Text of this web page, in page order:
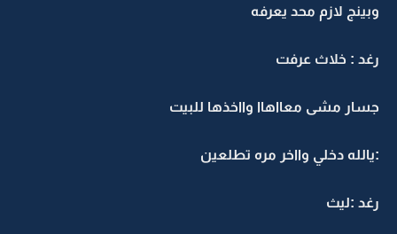
وبينج لازم محد يعرفه
رغد : خلاث عرفت
جسار مشى معااهاا وااخذها للبيت
:يالله دخلي وااخر مره تطلعين
رغد :ليث